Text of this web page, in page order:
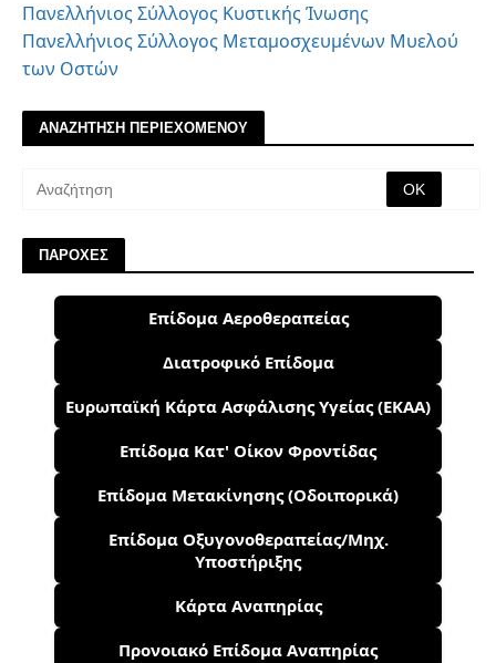
Πανελλήνιος Σύλλογος Κυστικής Ίνωσης
Πανελλήνιος Σύλλογος Μεταμοσχευμένων Μυελού
των Οστών
ΑΝΑΖΗΤΗΣΗ ΠΕΡΙΕΧΟΜΕΝΟΥ
ΠΑΡΟΧΕΣ
Επίδομα Αεροθεραπείας
Διατροφικό Επίδομα
Ευρωπαϊκή Κάρτα Ασφάλισης Υγείας (ΕΚΑΑ)
Επίδομα Κατ' Οίκον Φροντίδας
Επίδομα Μετακίνησης (Οδοιπορικά)
Επίδομα Οξυγονοθεραπείας/Μηχ.
Υποστήριξης
Κάρτα Αναπηρίας
Προνοιακό Επίδομα Αναπηρίας